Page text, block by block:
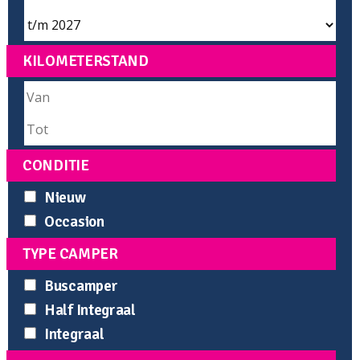
KILOMETERSTAND
CONDITIE
Nieuw
Occasion
TYPE CAMPER
Buscamper
Half Integraal
Integraal